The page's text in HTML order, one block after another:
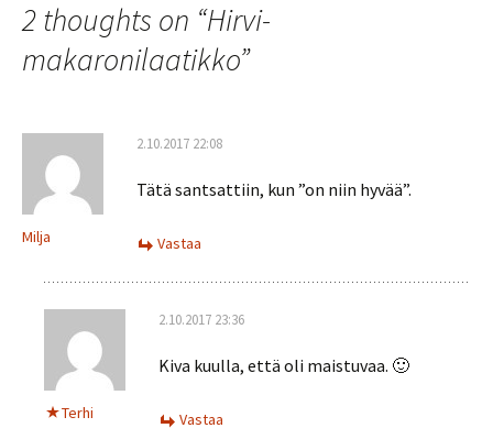
2 thoughts on “Hirvi-
makaronilaatikko”
Milja
2.10.2017 22:08
Tätä santsattiin, kun ”on niin hyvää”.
Vastaa
Terhi
2.10.2017 23:36
Kiva kuulla, että oli maistuvaa. 🙂
Vastaa